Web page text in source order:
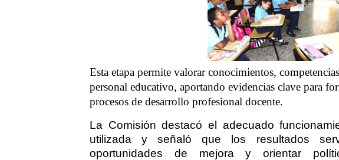
Esta etapa permite valorar conocimientos,
personal educativo, aportando evidencias clave para
procesos de desarrollo profesional docente.
La Comisión destacó el adecuado
utilizada y señaló que los resultados
oportunidades de mejora y orientar